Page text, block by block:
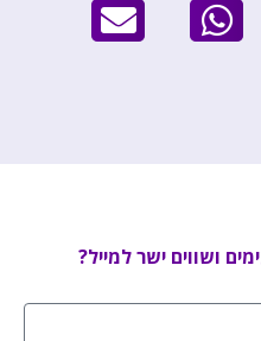
ושווים ישר למייל?